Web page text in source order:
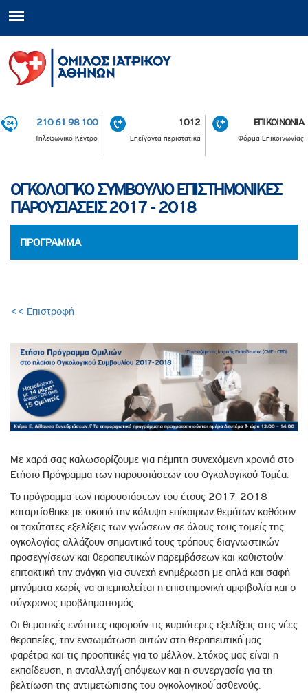
210 61 98 100
Τηλεφωνικό Κέντρο
1012
Επείγοντα περιστατικά
ΕΠΙΚΟΙΝΩΝΙΑ
Φόρμα Επικοινωνίας
ΟΓΚΟΛΟΓΙΚΟ ΣΥΜΒΟΥΛΙΟ ΕΠΙΣΤΗΜΟΝΙΚΕΣ
ΠΑΡΟΥΣΙΑΣΕΙΣ 2017 - 2018
ΠΡΟΓΡΑΜΜΑ
<< Επιστροφή
Με χαρά σας καλωσορίζουμε για πέμπτη συνεχόμενη χρονιά στο
Ετήσιο Πρόγραμμα των παρουσιάσεων του Ογκολογικού Τομέα.
Το πρό­γραµµα των παρουσιάσεων του έτους 2017-2018
καταρτίσθηκε µε σκοπό την κάλυψη επίκαιρων θεµάτων καθόσον
οι ταχύτατες εξελίξεις των γνώσεων σε όλους τους τομείς της
ογκολογίας αλλάζουν σημαντικά τους τρόπους διαγνωστικών
προσεγγίσεων και θεραπευτικών παρεμβάσεων και καθιστούν
επιτακτική την ανάγκη για συνεχή ενημέρωση με απλά και σαφή
μηνύματα χωρίς να απεμπολείται η επιστημονική αμφιβολία και ο
σύγχρονος προβληματισμός.
Οι θεματικές ενότητες αφορούν τις κυριότερες εξελίξεις στις νέες
θεραπείες, την ενσωμάτωση αυτών στη θεραπευτική ́μας
φαρέτρα και τις προοπτικές για το μέλλον. Στόχος μας είναι η
εκπαίδευση, η ανταλλαγή́ απόψεων και η συνεργασία για τη
βελτίωση της αντιμετώπισης του ογκολογικού ́ασθενούς.